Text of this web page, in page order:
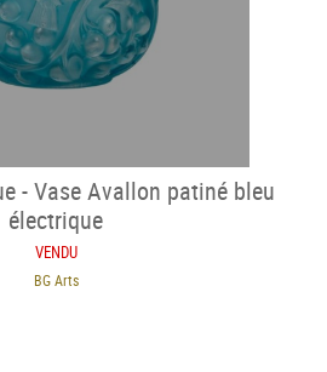
- Vase Avallon patiné bleu
électrique
VENDU
BG Arts